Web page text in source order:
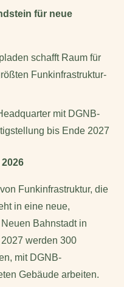
für neue
schafft Raum für
Funkinfrastruktur-
mit DGNB-
bis Ende 2027
Funkinfrastruktur, die
in eine neue,
Bahnstadt in
werden 300
mit DGNB-
Gebäude arbeiten.